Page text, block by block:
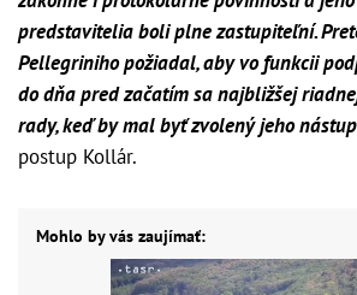
predstavitelia boli plne zastupiteľní.
Pellegriniho požiadal, aby vo funkcii
do dňa pred začatím sa najbližšej
rady, keď by mal byť zvolený jeho
postup Kollár.
Mohlo by vás zaujímať: